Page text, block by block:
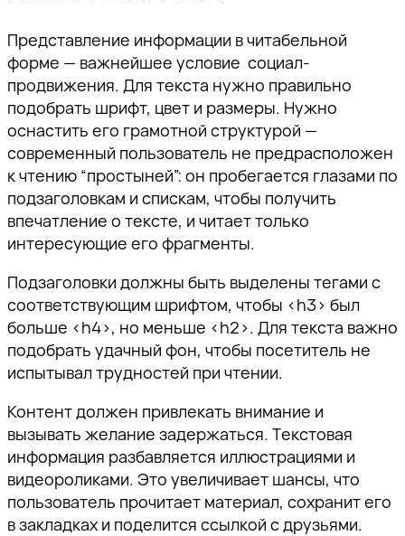
Представление информации в читабельной
форме — важнейшее условие социал-
продвижения. Для текста нужно правильно
подобрать шрифт, цвет и размеры. Нужно
оснастить его грамотной структурой —
современный пользователь не предрасположен
к чтению “простыней”: он пробегается глазами по
подзаголовкам и спискам, чтобы получить
впечатление о тексте, и читает только
интересующие его фрагменты.
Подзаголовки должны быть выделены тегами с
соответствующим шрифтом, чтобы <h3> был
больше <h4>, но меньше <h2>. Для текста важно
подобрать удачный фон, чтобы посетитель не
испытывал трудностей при чтении.
Контент должен привлекать внимание и
вызывать желание задержаться. Текстовая
информация разбавляется иллюстрациями и
видеороликами. Это увеличивает шансы, что
пользователь прочитает материал, сохранит его
в закладках и поделится ссылкой с друзьями.